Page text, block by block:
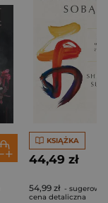
KSIĄŻKA
44,49 zł
54,99 zł -
cena detaliczna